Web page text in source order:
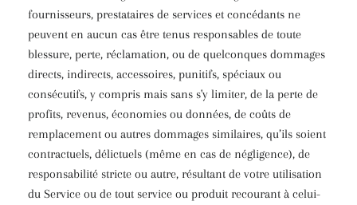
fournisseurs, prestataires de services et concédants ne
peuvent en aucun cas être tenus responsables de toute
blessure, perte, réclamation, ou de quelconques dommages
directs, indirects, accessoires, punitifs, spéciaux ou
consécutifs, y compris mais sans s'y limiter, de la perte de
profits, revenus, économies ou données, de coûts de
remplacement ou autres dommages similaires, qu’ils soient
contractuels, délictuels (même en cas de négligence), de
responsabilité stricte ou autre, résultant de votre utilisation
du Service ou de tout service ou produit recourant à celui-